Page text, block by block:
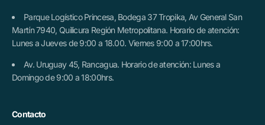
Parque Logístico Princesa, Bodega 37 Tropika, Av General San
Martín 7940, Quilicura Región Metropolitana. Horario de atención:
Lunes a Jueves de 9:00 a 18.00. Viernes 9:00 a 17:00hrs.
Av. Uruguay 45, Rancagua. Horario de atención: Lunes a
Domingo de 9:00 a 18:00hrs.
Contacto